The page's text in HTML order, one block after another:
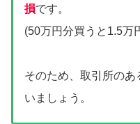
損です。
(50万円分買うと1.5万
そのため、取引所のあ
いましょう。